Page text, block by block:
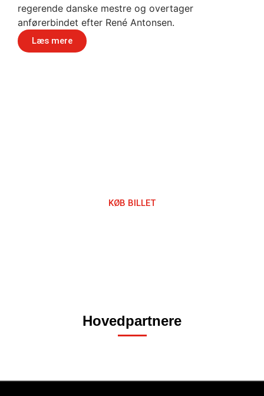
regerende danske mestre og overtager
anførerbindet efter René Antonsen.
Læs mere
KØB BILLET
Hovedpartnere